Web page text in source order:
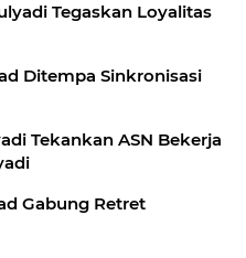
Tegaskan Loyalitas
Ditempa Sinkronisasi
Tekankan ASN Bekerja
Gabung Retret